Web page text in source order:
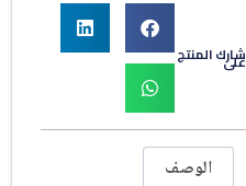
شارك المنتج
على
الوصف